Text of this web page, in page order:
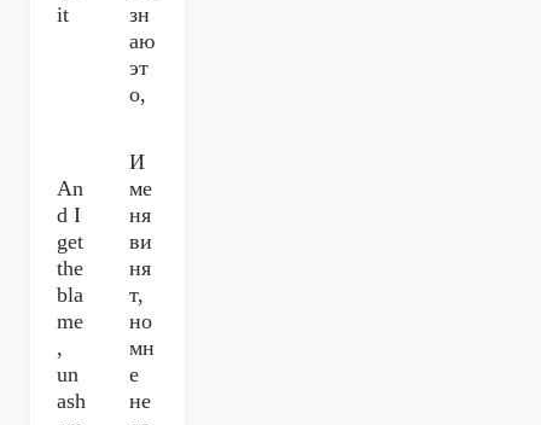
it
зн
аю
эт
о,
An
d I
get
the
bla
me
,
un
ash
И
ме
ня
ви
ня
т,
но
мн
е
не